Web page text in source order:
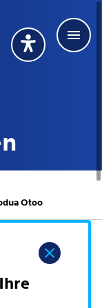
Übersetzung
Deutsch
Otoo
in Google